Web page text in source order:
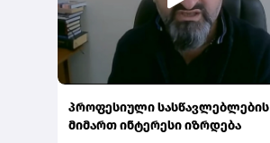
პროფესიული სასწავლებლების
მიმართ ინტერესი იზრდება